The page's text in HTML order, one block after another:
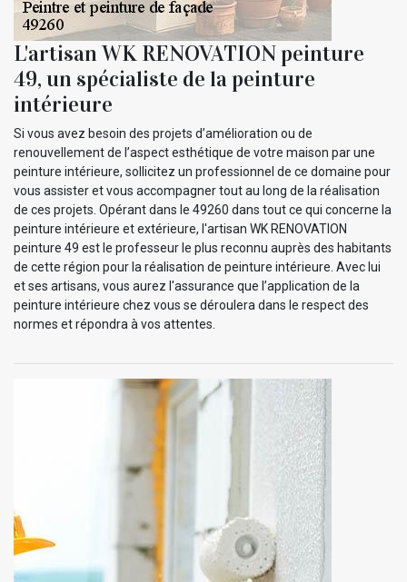
L'artisan WK RENOVATION peinture
49, un spécialiste de la peinture
intérieure
Si vous avez besoin des projets d’amélioration ou de
renouvellement de l’aspect esthétique de votre maison par une
peinture intérieure, sollicitez un professionnel de ce domaine pour
vous assister et vous accompagner tout au long de la réalisation
de ces projets. Opérant dans le 49260 dans tout ce qui concerne la
peinture intérieure et extérieure, l'artisan WK RENOVATION
peinture 49 est le professeur le plus reconnu auprès des habitants
de cette région pour la réalisation de peinture intérieure. Avec lui
et ses artisans, vous aurez l'assurance que l’application de la
peinture intérieure chez vous se déroulera dans le respect des
normes et répondra à vos attentes.